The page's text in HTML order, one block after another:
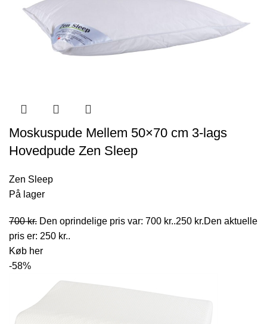
Moskuspude Mellem 50×70 cm 3-lags
Hovedpude Zen Sleep
Zen Sleep
På lager
700kr. Den oprindelige pris var: 700 kr..250 kr.Den aktuelle
pris er: 250 kr..
Køb her
-58%